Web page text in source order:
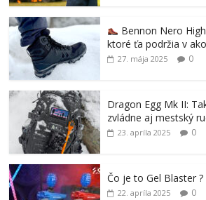
Bennon Nero
ktoré ťa podržia v
27. mája 2025 0
Dragon Egg Mk II:
zvládne aj mestský
23. apríla 2025 0
Čo je to Gel Blaster ?
22. apríla 2025 0